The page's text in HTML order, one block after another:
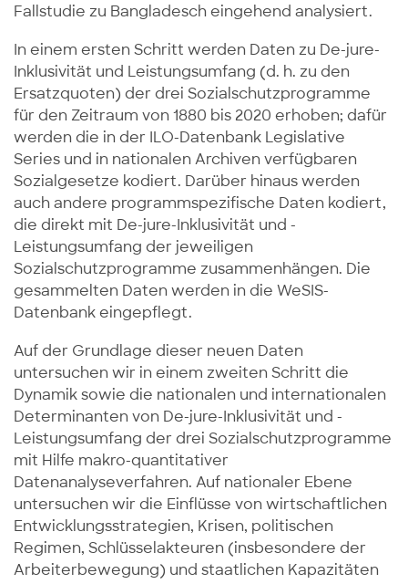
Fallstudie zu Bangladesch eingehend analysiert.
In einem ersten Schritt werden Daten zu De-jure-
Inklusivität und Leistungsumfang (d. h. zu den
Ersatzquoten) der drei Sozialschutzprogramme
für den Zeitraum von 1880 bis 2020 erhoben; dafür
werden die in der ILO-Datenbank Legislative
Series und in nationalen Archiven verfügbaren
Sozialgesetze kodiert. Darüber hinaus werden
auch andere programmspezifische Daten kodiert,
die direkt mit De-jure-Inklusivität und -
Leistungsumfang der jeweiligen
Sozialschutzprogramme zusammenhängen. Die
gesammelten Daten werden in die WeSIS-
Datenbank eingepflegt.
Auf der Grundlage dieser neuen Daten
untersuchen wir in einem zweiten Schritt die
Dynamik sowie die nationalen und internationalen
Determinanten von De-jure-Inklusivität und -
Leistungsumfang der drei Sozialschutzprogramme
mit Hilfe makro-quantitativer
Datenanalyseverfahren. Auf nationaler Ebene
untersuchen wir die Einflüsse von wirtschaftlichen
Entwicklungsstrategien, Krisen, politischen
Regimen, Schlüsselakteuren (insbesondere der
Arbeiterbewegung) und staatlichen Kapazitäten